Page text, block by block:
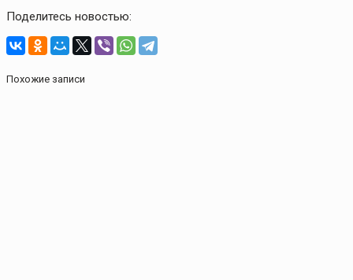
Поделитесь новостью:
Похожие записи